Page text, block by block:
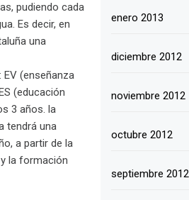
pudiendo cada
Es decir, en
una
(enseñanza
(educación
3 años. la
tendrá una
a partir de la
la formación
enero 2013
diciembre 2012
noviembre 2012
octubre 2012
septiembre 2012